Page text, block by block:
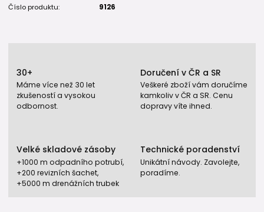
Číslo produktu: 9126
30+
Máme více než 30 let
zkušeností a vysokou
odbornost.
Doručení v ČR a SR
Veškeré zboží vám doručíme
kamkoliv v ČR a SR. Cenu
dopravy víte ihned.
Velké skladové zásoby
+1000 m odpadního potrubí,
+200 revizních šachet,
+5000 m drenážních trubek
Technické poradenství
Unikátní návody. Zavolejte,
poradíme.